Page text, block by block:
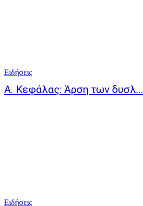
Ειδήσεις
Α. Κεφάλας: Άρση των δυσλ...
Ειδήσεις